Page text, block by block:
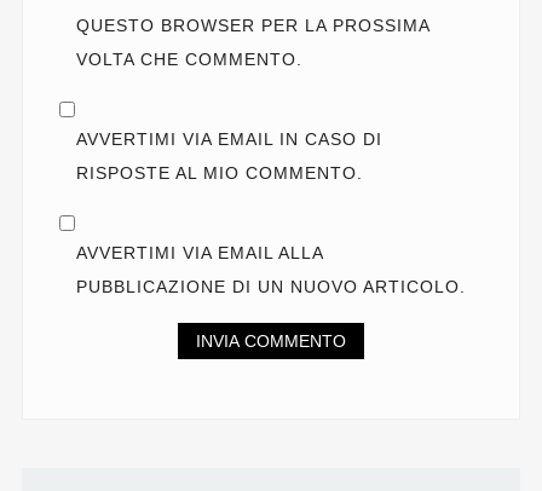
QUESTO BROWSER PER LA PROSSIMA
VOLTA CHE COMMENTO.
AVVERTIMI VIA EMAIL IN CASO DI
RISPOSTE AL MIO COMMENTO.
AVVERTIMI VIA EMAIL ALLA
PUBBLICAZIONE DI UN NUOVO ARTICOLO.